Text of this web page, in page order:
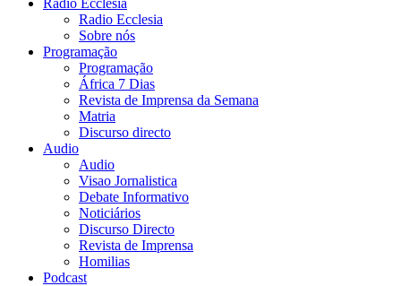
Radio Ecclesia
Radio Ecclesia
Sobre nós
Programação
Programação
África 7 Dias
Revista de Imprensa da Semana
Matria
Discurso directo
Audio
Audio
Visao Jornalistica
Debate Informativo
Noticiários
Discurso Directo
Revista de Imprensa
Homilias
Podcast